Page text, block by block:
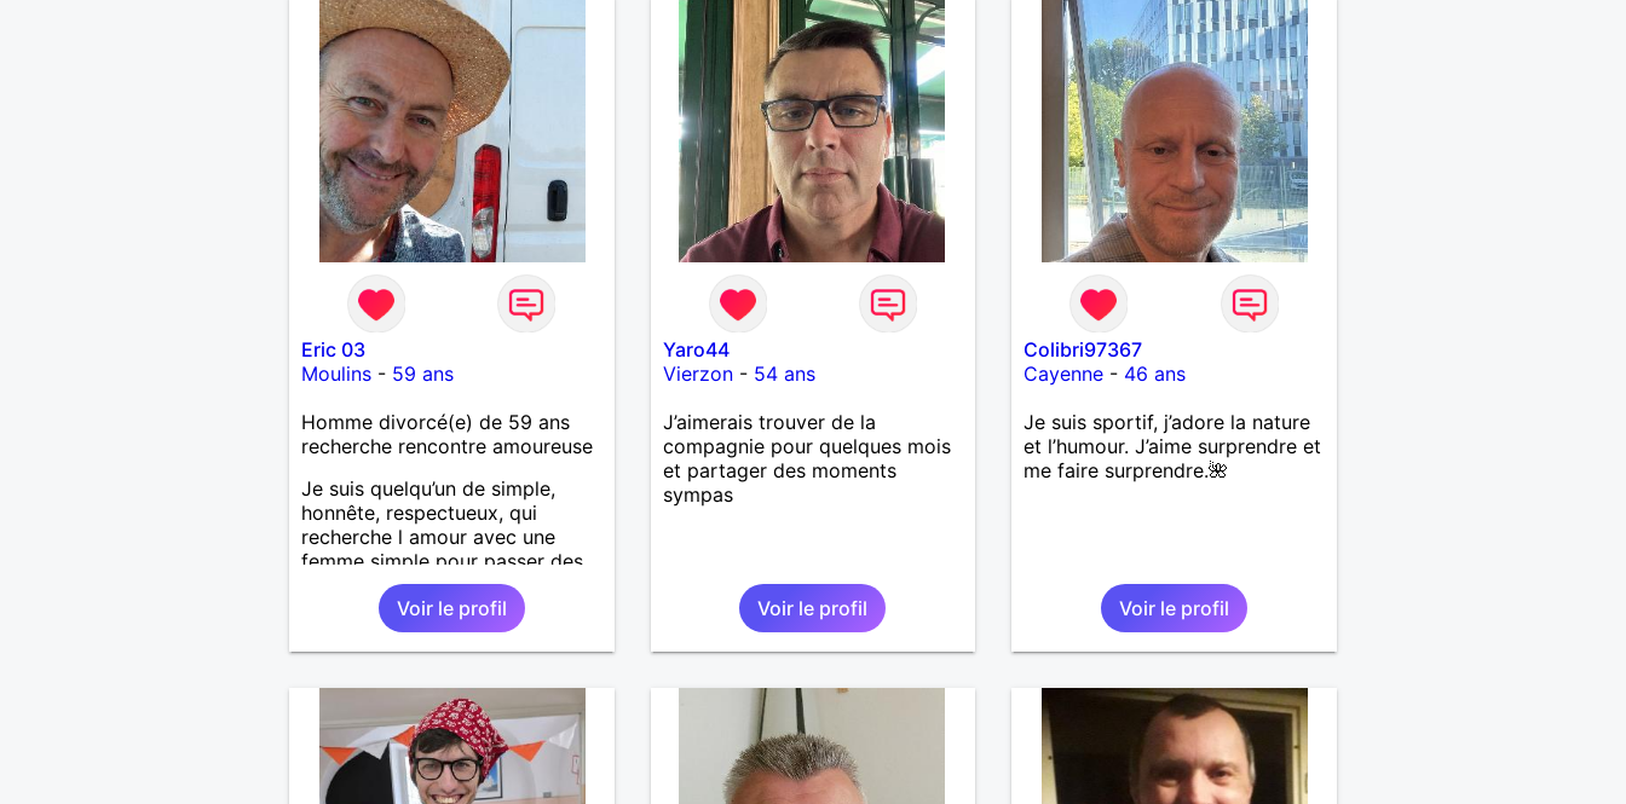
désir temps. Faux profil,
profiteuse et autres joyeuseté
passer votre chemin, vous ne
m'intéressez pas du tout!
Eric 03
Moulins- 59 ans
Homme divorcé(e) de 59 ans
recherche rencontre amoureuse
Je suis quelqu’un de simple,
honnête, respectueux, qui
recherche l amour avec une
femme simple pour passer des
moments agréables :discuter,
voyager, visiter d’autres pays
sans prise de tête.
Voir le profil
Yaro44
Vierzon- 54 ans
J’aimerais trouver de la
compagnie pour quelques mois
et partager des moments
sympas
Voir le profil
Colibri97367
Cayenne - 46 ans
Je suis sportif, j’adore la nature
et l’humour. J’aime surprendre et
me faire surprendre.🌺
Voir le profil